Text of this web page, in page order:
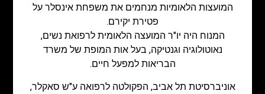
המועצות הלאומיות מנחמים את משפחת אינסלר על
פטירת יקירם.
המנוח היה יו"ר המועצה הלאומית לרפואת נשים,
נאוטולוגיה וגנטיקה, בעל אות המופת של משרד
הבריאות למפעל חיים.
אוניברסיטת תל אביב, הפקולטה לרפואה ע"ש סאקלר,